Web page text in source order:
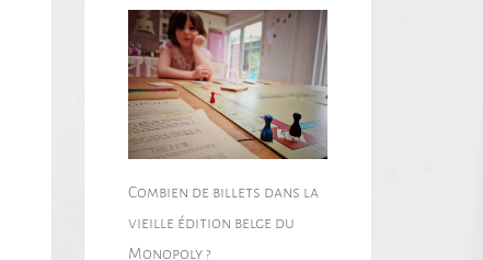
Combien de billets dans la
vieille édition belge du
Monopoly ?